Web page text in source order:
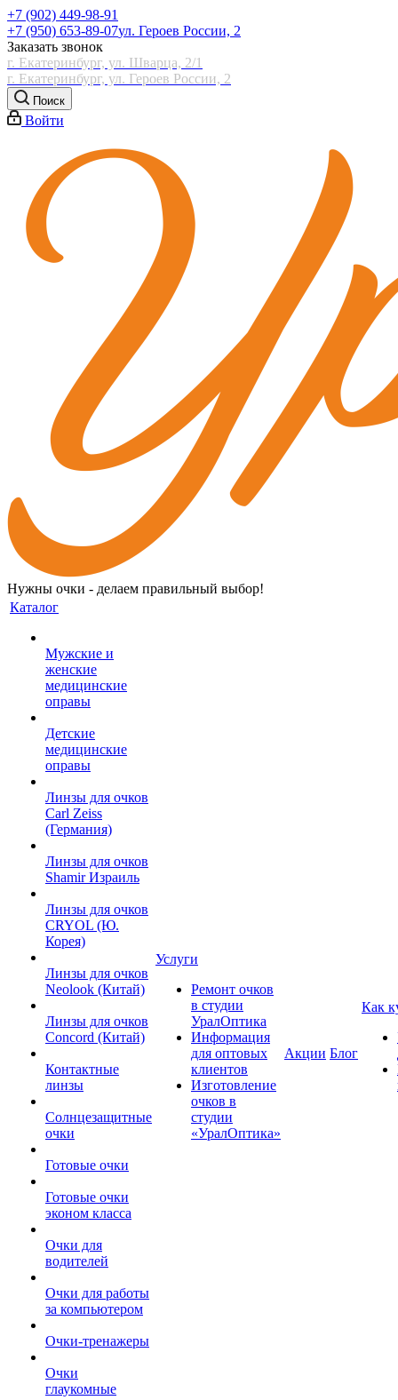
+7 (902) 449-98-91
+7 (950) 653-89-07ул. Героев России, 2
Заказать звонок
г. Екатеринбург, ул. Шварца, 2/1
г. Екатеринбург, ул. Героев России, 2
Поиск
Войти
Нужны очки - делаем правильный выбор!
Каталог
Мужские и
женские
медицинские
оправы
Детские
медицинские
оправы
Линзы для очков
Carl Zeiss
(Германия)
Линзы для очков
Shamir Израиль
Линзы для очков
CRYOL (Ю.
Корея)
Линзы для очков
Neolook (Китай)
Линзы для очков
Concord (Китай)
Контактные
линзы
Солнцезащитные
очки
Готовые очки
Готовые очки
эконом класса
Очки для
водителей
Очки для работы
за компьютером
Очки-тренажеры
Очки
глаукомные
Услуги
Ремонт очков
в студии
УралОптика
Информация
для оптовых
клиентов
Изготовление
очков в
студии
«УралОптика»
Акции Блог
Как